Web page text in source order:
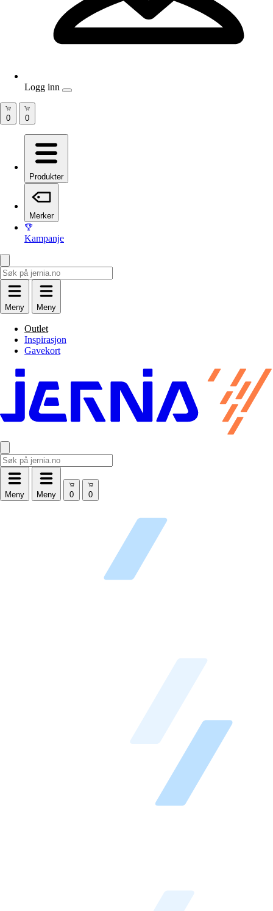
Produkter
Merker
Kampanje
Meny Meny
Outlet
Inspirasjon
Gavekort
Meny Meny